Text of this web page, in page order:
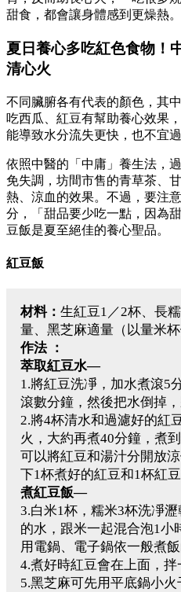
甜食，都會讓身體感到更燥熱。
夏日養心多吃紅色食物！
清心火
不同臟腑各有代表的顏色，其
吃西瓜、紅豆有幫助養心效果
能導致水分流失更快，也不宜過
依照中醫的「中庸」養生法，
免失調，坊間市售的青草茶、
熱、涼血的效果。不過，要注
分，「甜品要少吃一點，因為
豆飯是夏至絕佳的養心聖品。
紅豆飯
材料： 生紅豆1／2杯、長
量、黑芝麻適量（以量米杯
作法 ：
萃取紅豆水—
1.將紅豆洗凈，加水煮滾5
滾數分鐘，然後把水倒掉
2.將4杯清水和過濾好的紅
火，大約再煮40分鐘，煮
可以將紅豆和湯汁分開放
下1杯煮好的紅豆和1杯紅豆
煮紅豆飯—
3.白米1杯，糯米3杯洗凈
的水，跟米一起混合泡1小
用電鍋、電子鍋依一般煮飯
4.煮好時紅豆會在上面，拌
5.黑芝麻可先用平底鍋小